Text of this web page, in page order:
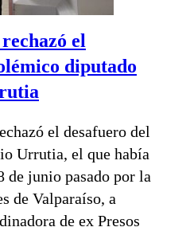
el
diputado
el desafuero del
Urrutia, el que había
de junio pasado por la
de Valparaíso, a
de ex Presos